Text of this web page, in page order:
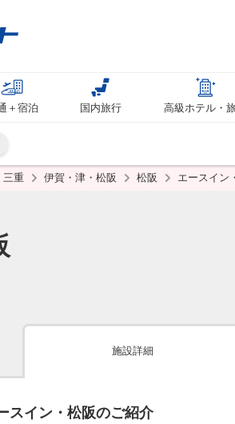
＋宿泊 国内旅行 高級ホテル・
三重 伊賀・津・松阪 松阪 エースイン
施設詳細
スイン・松阪のご紹介